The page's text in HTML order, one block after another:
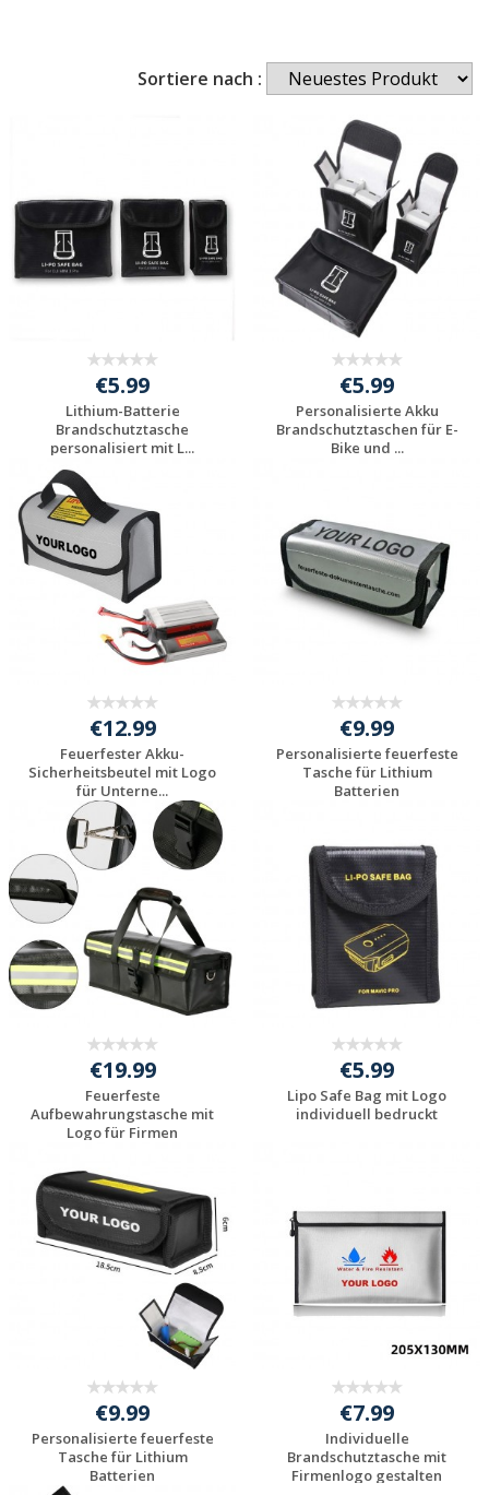
Sortiere nach :
€5.99
Lithium-Batterie
Brandschutztasche
personalisiert mit L...
Jetzt Angebot
anfordern
€5.99
Personalisierte Akku
Brandschutztaschen für E-
Bike und ...
€12.99
Feuerfester Akku-
Sicherheitsbeutel mit Logo
für Unterne...
Jetzt Angebot
anfordern
€9.99
Personalisierte feuerfeste
Tasche für Lithium
Batterien
anfordern
€19.99
Feuerfeste
Aufbewahrungstasche mit
Logo für Firmen
Jetzt Angebot
anfordern
€5.99
Lipo Safe Bag mit Logo
individuell bedruckt
€9.99
Personalisierte feuerfeste
Tasche für Lithium
Batterien
€7.99
Individuelle
Brandschutztasche mit
Firmenlogo gestalten